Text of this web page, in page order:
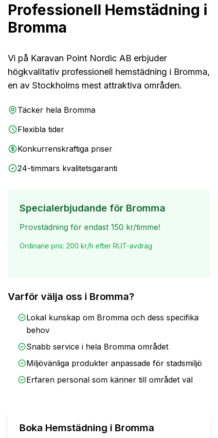
Professionell Hemstädning i
Bromma
Vi på Karavan Point Nordic AB erbjuder
högkvalitativ professionell hemstädning i Bromma,
en av Stockholms mest attraktiva områden.
Täcker hela Bromma
Flexibla tider
Konkurrenskraftiga priser
24-timmars kvalitetsgaranti
Specialerbjudande för Bromma
Provstädning för endast 150 kr/timme!
Ordinarie pris: 200 kr/h efter RUT-avdrag
Varför välja oss i Bromma?
Lokal kunskap om Bromma och dess specifika
behov
Snabb service i hela Bromma området
Miljövänliga produkter anpassade för stadsmiljö
Erfaren personal som känner till området väl
Boka Hemstädning i Bromma